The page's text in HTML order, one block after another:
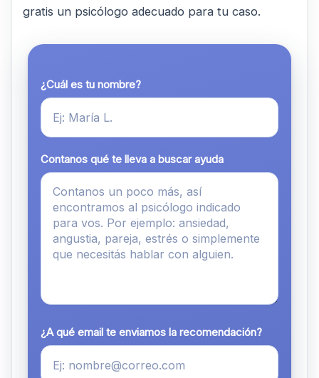
gratis un psicólogo adecuado para tu caso.
¿Cuál es tu nombre?
Contanos qué te lleva a buscar ayuda
¿A qué email te enviamos la recomendación?